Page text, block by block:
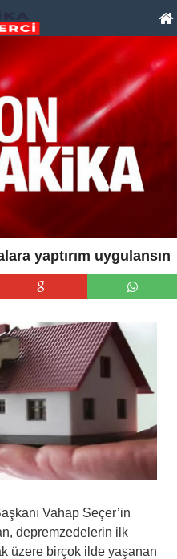
yaptırım uygulansın
Vahap Seçer’in
depremzedelerin ilk
üzere birçok ilde yaşanan